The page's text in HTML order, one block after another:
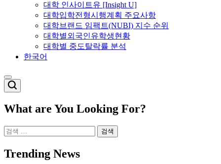
대학 인사이트유 [Insight U]
대학입학전형시행계획 주요사항
대학브랜드 임팩트(NUBI) 지수 순위
대학별외국인유학생현황
대학별 중도탈락률 분석
한국어
Switch
color
What are You Looking For?
검
Trending News